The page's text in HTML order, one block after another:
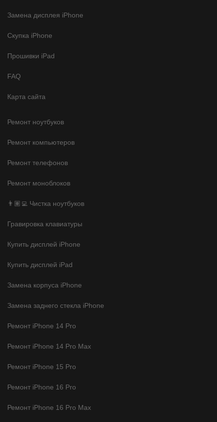
Замена дисплея iPhone
Скупка iPhone
Прошивки iPad
FAQ
Карта сайта
Ремонт ноутбуков
Ремонт компьютеров
Ремонт телефонов
Ремонт моноблоков
👨🏽‍💻 Чистка ноутбуков
Гравировка клавиатуры
Купить дисплей iPhone
Купить дисплей iPad
Замена корпуса iPhone
Замена заднего стекла iPhone
Ремонт iPhone 14 Pro
Ремонт iPhone 14 Pro Max
Ремонт iPhone 15 Pro
Ремонт iPhone 16 Pro
Ремонт iPhone 16 Pro Max